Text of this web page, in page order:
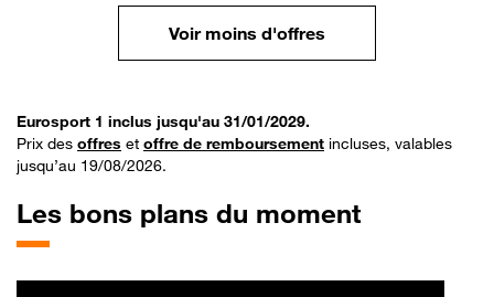
Voir moins d'offres
Eurosport 1 inclus jusqu'au 31/01/2029.
Prix des offres et offre de remboursement incluses, valables
jusqu’au 19/08/2026.
Les bons plans du moment